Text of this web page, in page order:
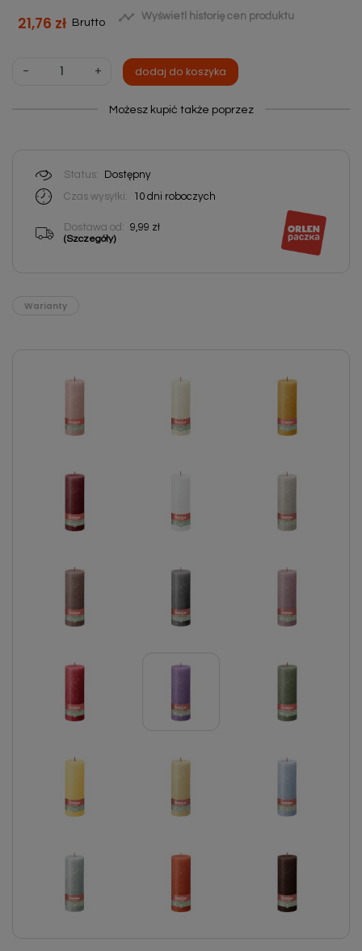
21,76 zł Brutto  Wyświetl historię cen produktu
- + dodaj do koszyka
Możesz kupić także poprzez
Status:
Dostępny
Czas wysyłki:
10 dni roboczych
Dostawa od: 9,99 zł
(Szczegóły)
Warianty